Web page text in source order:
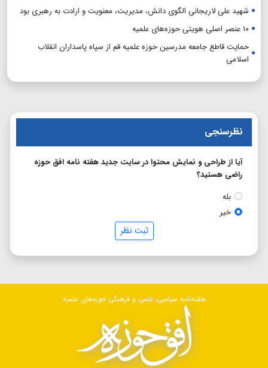
شهید علی لاریجانی الگوی دانش، مدیریت، معنویت و ارادت به رهبری بود
۱۰ عنصر اصلی هویتی حوزه‌های علمیه
حمایت قاطع جامعه مدرسین حوزه علمیه قم از سپاه پاسداران انقلاب
اسلامی
نظرسنجی
آیا از طراحی و نمایش محتوا در سایت جدید هفته نامه افق حوزه
راضی هستید؟
بله
خیر
ثبت نظر
هفته‌نامه سیاسی، علمی و فرهنگی حوزه‌های علمیه